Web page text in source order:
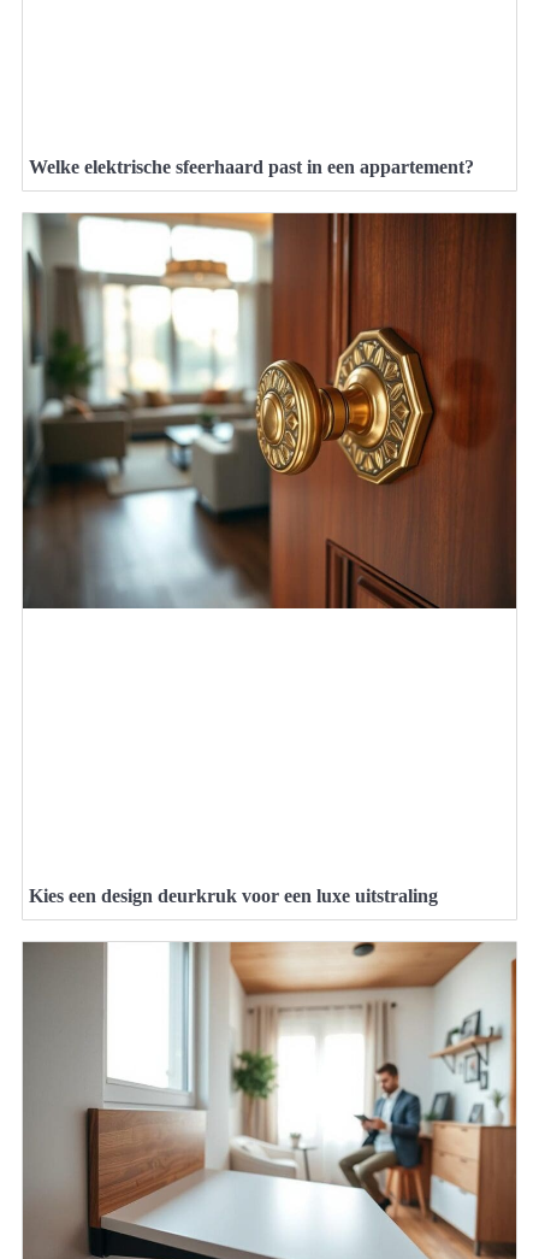
Welke elektrische sfeerhaard past in een appartement?
Kies een design deurkruk voor een luxe uitstraling